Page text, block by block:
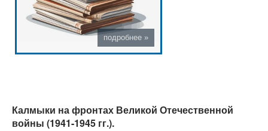
Калмыки на фронтах Великой Отечественной
войны (1941-1945 гг.).